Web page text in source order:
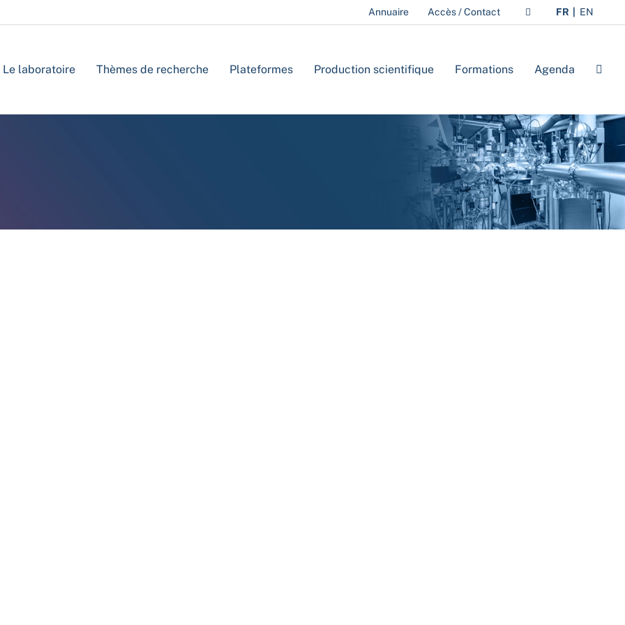
Annuaire Accès / Contact FR EN
Le laboratoire Thèmes de recherche Plateformes Production scientifique Formations Agenda